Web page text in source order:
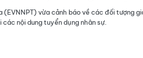
(EVNNPT) vừa cảnh báo về các đối tượng
nội dung tuyển dụng nhân sự.